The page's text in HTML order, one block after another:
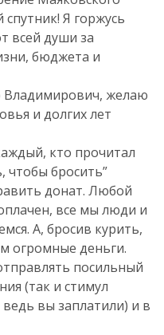
Я горжусь
всей души за
бюджета и
желаю
и долгих лет
кто прочитал
чтобы бросить”
донат. Любой
все мы люди и
А, бросив курить,
огромные деньги.
посильный
(так и стимул
вы заплатили) и в